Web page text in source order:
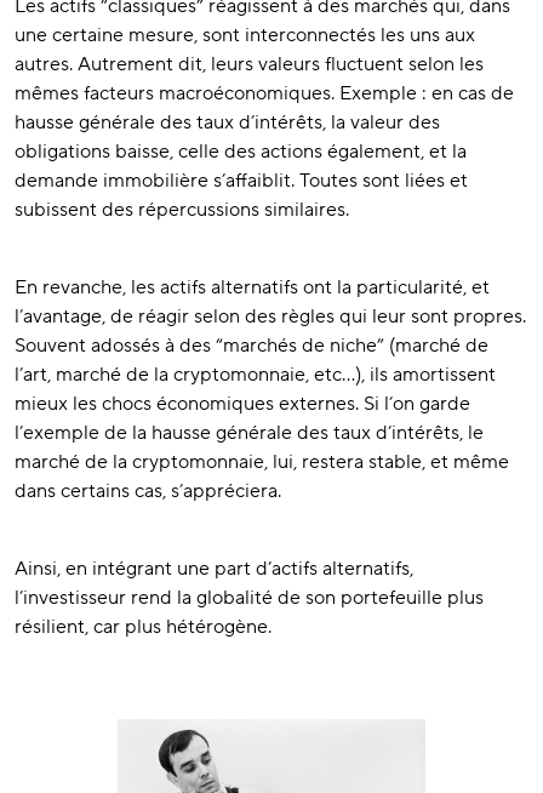
Les actifs “classiques” réagissent à des marchés qui, dans
une certaine mesure, sont interconnectés les uns aux
autres. Autrement dit, leurs valeurs fluctuent selon les
mêmes facteurs macroéconomiques. Exemple : en cas de
hausse générale des taux d’intérêts, la valeur des
obligations baisse, celle des actions également, et la
demande immobilière s’affaiblit. Toutes sont liées et
subissent des répercussions similaires.
En revanche, les actifs alternatifs ont la particularité, et
l’avantage, de réagir selon des règles qui leur sont propres.
Souvent adossés à des “marchés de niche” (marché de
l’art, marché de la cryptomonnaie, etc…), ils amortissent
mieux les chocs économiques externes. Si l’on garde
l’exemple de la hausse générale des taux d’intérêts, le
marché de la cryptomonnaie, lui, restera stable, et même
dans certains cas, s’appréciera.
Ainsi, en intégrant une part d’actifs alternatifs,
l’investisseur rend la globalité de son portefeuille plus
résilient, car plus hétérogène.